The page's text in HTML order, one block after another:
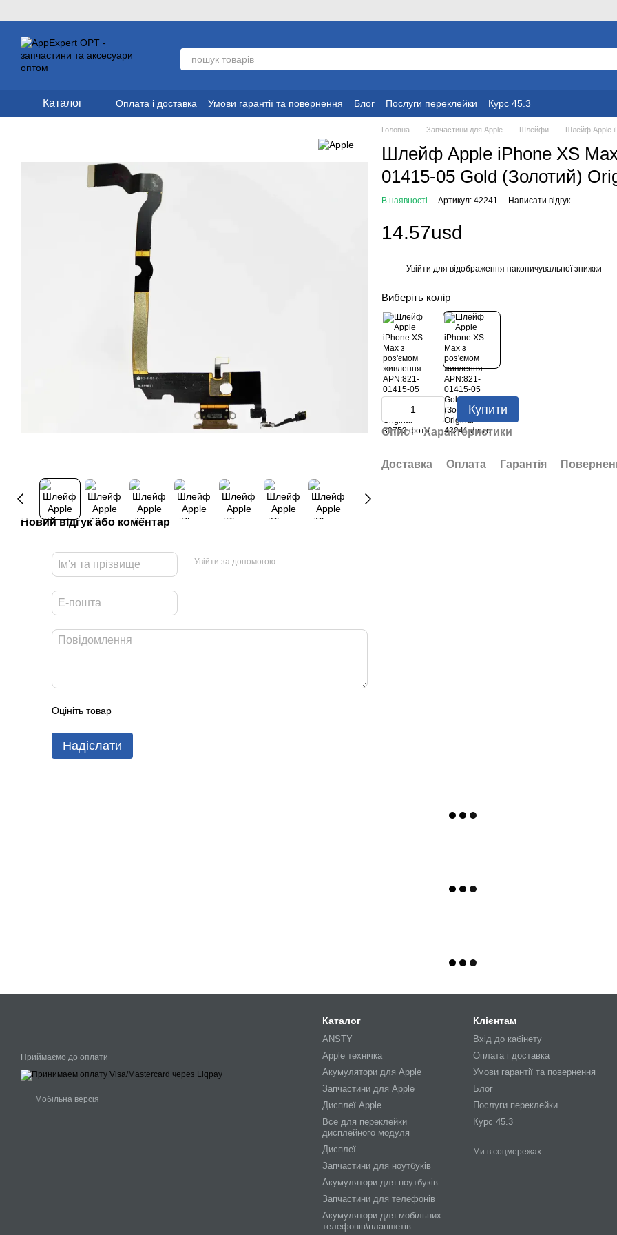
Каталог Оплата і доставка Умови гарантії та повернення Блог Послуги переклейки Курс 45.3
Новий відгук або коментар
Увійти за допомогою
Оцініть товар
Надіслати
Головна Запчастини для Apple Шлейфи Шлейф Apple
Шлейф Apple iPhone XS
01415-05 Gold (Золотий)
В наявності Артикул: 42241 Написати відгук
14.57usd
Увійти для відображення накопичувальної знижки
Виберіть колір
Купити
Опис Характеристики
Доставка Оплата Гарантія
Приймаємо до оплати
Мобільна версія
Каталог
ANSTY
Apple технічка
Акумулятори для Apple
Запчастини для Apple
Дисплеї Apple
Все для переклейки
дисплейного модуля
Дисплеї
Запчастини для ноутбуків
Акумулятори для ноутбуків
Запчастини для телефонів
Акумулятори для мобільних
телефонів\планшетів
Клієнтам
Вхід до кабінету
Оплата і доставка
Умови гарантії та повернення
Блог
Послуги переклейки
Курс 45.3
Ми в соцмережах